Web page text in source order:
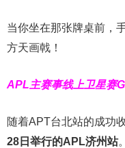
当你坐在那张牌桌前，
方天画戟！
APL主赛事线上卫星赛
随着APT台北站的成功
28 日举行的APL济州站。